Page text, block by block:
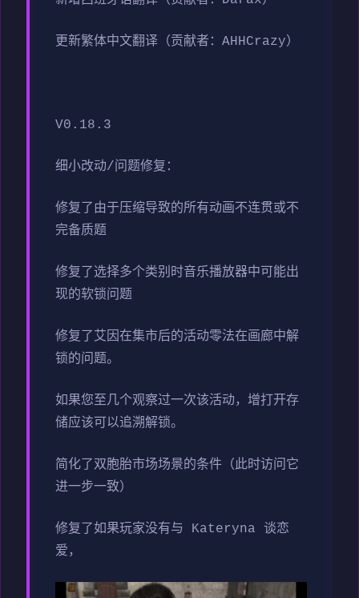
更新繁体中文翻译（贡献者：AHHCrazy）
V0.18.3
细小改动/问题修复：
修复了由于压缩导致的所有动画不连贯或不
完备质题
修复了选择多个类别时音乐播放器中可能出
现的软锁问题
修复了艾因在集市后的活动零法在画廊中解
锁的问题。
如果您至几个观察过一次该活动，增打开存
储应该可以追溯解锁。
简化了双胞胎市场场景的条件（此时访问它
进一步一致）
修复了如果玩家没有与 Kateryna 谈恋
爱，